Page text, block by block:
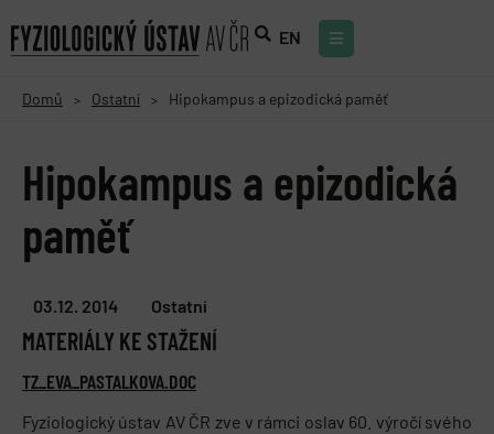
EN
Domů > Ostatní > Hipokampus a epizodická paměť
Hipokampus a epizodická
paměť
03.12. 2014 Ostatní
MATERIÁLY KE STAŽENÍ
TZ_EVA_PASTALKOVA.DOC
Fyziologický ústav AV ČR zve v rámci oslav 60. výročí svého